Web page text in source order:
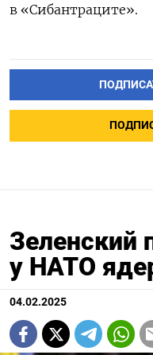
в «Сибантраците».
Зеленский
у НАТО
04.02.2025